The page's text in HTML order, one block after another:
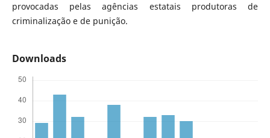
provocadas pelas agências estatais produtoras de
criminalização e de punição.
Downloads